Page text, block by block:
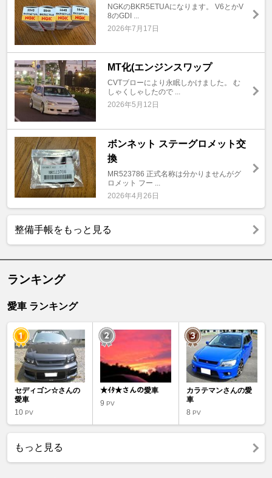
NGKのBKR5ETUAになります。 V6とかV
8のGDI ...
2026年7月17日
MT化(エンジンスワップ
CVTブローにより永眠しかけました。 む
しゃくしゃしたので ...
2026年5月12日
ボンネット ステーグロメット交
換
MR523786 正式名称は分かりませんがグ
ロメット フー ...
2026年4月26日
整備手帳をもっと見る
ランキング
愛車 ランキング
セディゴン☆さんの
愛車
10 PV
★ｲﾀ★さんの愛車
9PV
カラテマンさんの愛
車
8 PV
もっと見る